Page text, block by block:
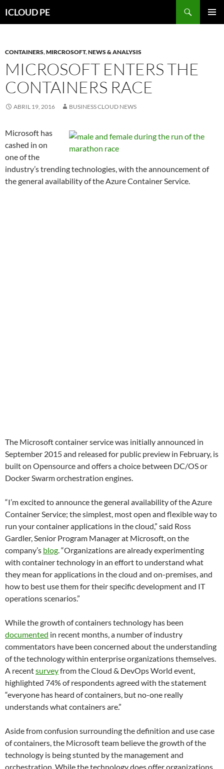
hacia
ICLOUD PE
CONTAINERS,MIRCROSOFT,NEWS & ANALYSIS
MICROSOFT ENTERS THE
CONTAINERS RACE
ABRIL 19, 2016 BUSINESS CLOUD NEWS
Microsoft has
cashed in on
one of the
industry’s trending technologies, with the announcement of
the general availability of the Azure Container Service.
The Microsoft container service was initially announced in
September 2015 and released for public preview in February, is
built on Opensource and offers a choice between DC/OS or
Docker Swarm orchestration engines.
“I’m excited to announce the general availability of the Azure
Container Service; the simplest, most open and flexible way to
run your container applications in the cloud,” said Ross
Gardler, Senior Program Manager at Microsoft, on the
company’s blog. “Organizations are already experimenting
with container technology in an effort to understand what
they mean for applications in the cloud and on-premises, and
how to best use them for their specific development and IT
operations scenarios.”
While the growth of containers technology has been
documented in recent months, a number of industry
commentators have been concerned about the understanding
of the technology within enterprise organizations themselves.
A recentsurveyfrom the Cloud & DevOps World event,
highlighted 74% of respondents agreed with the statement
“everyone has heard of containers, but no-one really
understands what containers are.”
Aside from confusion surrounding the definition and use case
of containers, the Microsoft team believe the growth of the
technology is being stunted by the management and
orchestration. While the technology does offer organizations